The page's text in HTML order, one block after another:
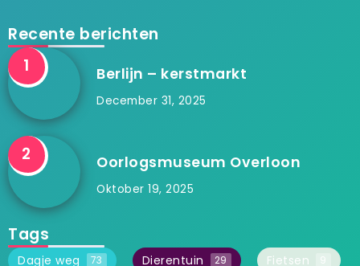
Recente berichten
Berlijn – kerstmarkt
December 31, 2025
Oorlogsmuseum Overloon
Oktober 19, 2025
Tags
Dagje weg 73 Dierentuin 29 Fietsen 9